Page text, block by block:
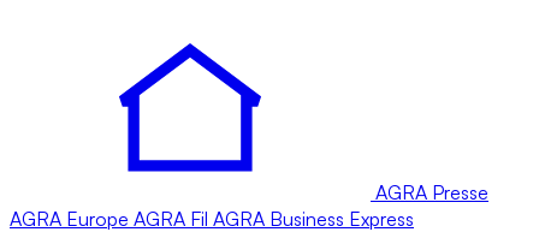
AGRA Presse
AGRA Europe AGRA Fil AGRA Business Express